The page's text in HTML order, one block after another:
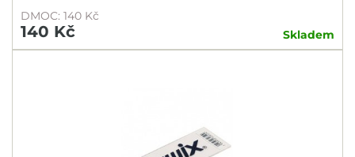
DMOC: 140 Kč
140 Kč Skladem